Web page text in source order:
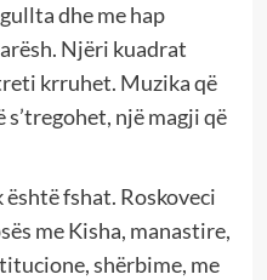
dhe me hap
Njëri kuadrat
krruhet. Muzika që
një magji që
është fshat. Roskoveci
me Kisha, manastire,
shërbime, me